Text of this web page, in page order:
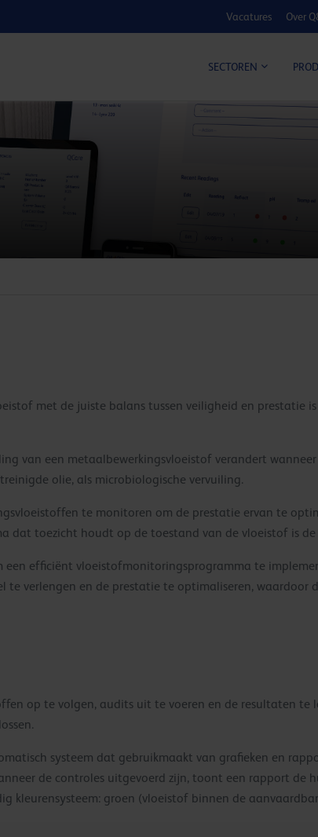
Vacatures Over
SECTOREN
met de juiste balans tussen veiligheid en prestatie
van een metaalbewerkingsvloeistof verandert
olie, als microbiologische vervuiling.
te monitoren om de prestatie ervan te
dat toezicht houdt op de toestand van de vloeistof is
een efficiënt vloeistofmonitoringsprogramma te
te verlengen en de prestatie te optimaliseren,
op te volgen, audits uit te voeren en de resultaten te
systeem dat gebruikmaakt van grafieken en
de controles uitgevoerd zijn, toont een rapport de
kleurensysteem: groen (vloeistof binnen de